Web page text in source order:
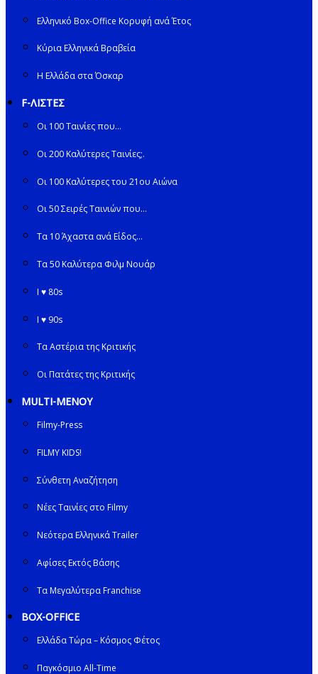
Ελληνικό Box-Office Κορυφή ανά Έτος
Κύρια Ελληνικά Βραβεία
Η Ελλάδα στα Όσκαρ
F-ΛΙΣΤΕΣ
Οι 100 Ταινίες που…
Οι 200 Καλύτερες Ταινίες;.
Οι 100 Καλύτερες του 21ου Αιώνα
Οι 50 Σειρές Ταινιών που…
Τα 10 Άχαστα ανά Είδος…
Τα 50 Καλύτερα Φιλμ Νουάρ
I ♥ 80s
I ♥ 90s
Τα Αστέρια της Κριτικής
Οι Πατάτες της Κριτικής
MULTI-ΜΕΝΟΥ
Filmy-Press
FILMY KIDS!
Σύνθετη Αναζήτηση
Νέες Ταινίες στο Filmy
Νεότερα Ελληνικά Trailer
Αφίσες Εκτός Βάσης
Τα Μεγαλύτερα Franchise
BOX-OFFICE
Ελλάδα Τώρα – Κόσμος Φέτος
Παγκόσμιο All-Time